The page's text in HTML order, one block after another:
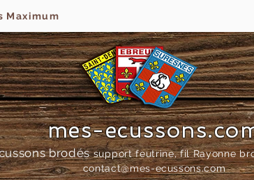
Maximum
mes-
brodés support feutrine, fil Rayonne
contact@mes-ecussons.com